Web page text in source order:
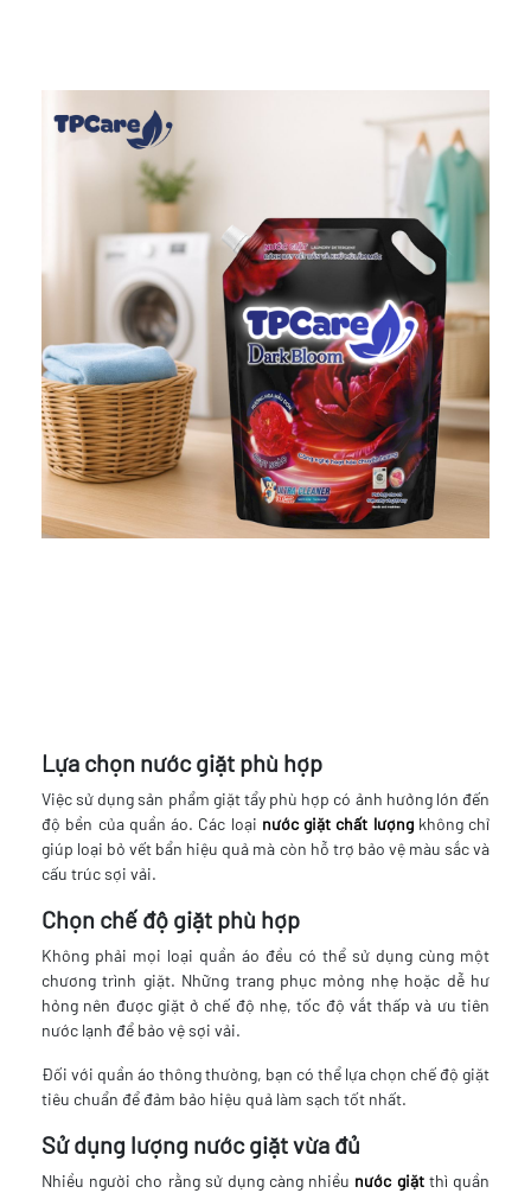
Lựa chọn nước giặt phù hợp
Việc sử dụng sản phẩm giặt tẩy phù hợp có ảnh hưởng lớn đến
độ bền của quần áo. Các loại nước giặt chất lượngkhông chỉ
giúp loại bỏ vết bẩn hiệu quả mà còn hỗ trợ bảo vệ màu sắc và
cấu trúc sợi vải.
Chọn chế độ giặt phù hợp
Không phải mọi loại quần áo đều có thể sử dụng cùng một
chương trình giặt. Những trang phục mỏng nhẹ hoặc dễ hư
hỏng nên được giặt ở chế độ nhẹ, tốc độ vắt thấp và ưu tiên
nước lạnh để bảo vệ sợi vải.
Đối với quần áo thông thường, bạn có thể lựa chọn chế độ giặt
tiêu chuẩn để đảm bảo hiệu quả làm sạch tốt nhất.
Sử dụng lượng nước giặt vừa đủ
Nhiều người cho rằng sử dụng càng nhiều nước giặtthì quần